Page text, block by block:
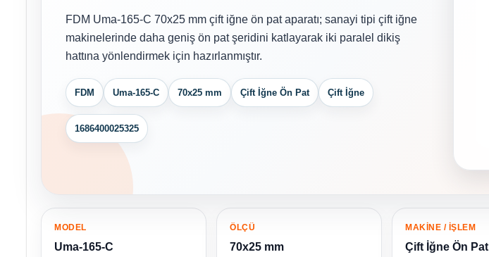
FDM Uma-165-C 70x25 mm çift iğne ön pat aparatı; sanayi tipi çift iğne
makinelerinde daha geniş ön pat şeridini katlayarak iki paralel dikiş
hattına yönlendirmek için hazırlanmıştır.
FDM Uma-165-C 70x25 mm Çift İğne Ön Pat Çift İğne
1686400025325
MODEL
Uma-165-C
ÖLÇÜ
70x25 mm
MAKİNE / İŞLEM
Çift İğne Ön Pat